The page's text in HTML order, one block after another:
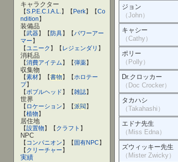
ジョン
（John）
キャシー
（Cathy）
ポリー
（Polly）
Dr.クロッカー
（Doc Crocker）
タカハシ
（Takahashi）
エドナ先生
（Miss Edna）
ズウィッキー先生
（Mister Zwicky）
キャラクター
【S.P.E.C.I.A.L.】【 Perk】【Co
ndition 】
装備品
【武器】【 防具】【パワーアー
マー 】
【ユニーク 】【 レジェンダリ 】
消耗品
【消費アイテム 】【弾薬】
収集物
【素材】【書物 】【ホロテー
プ】
【ボブルヘッド 】【雑誌】
世界
【 ロケーション 】【派閥 】
【植物 】
居住地
【設置物 】【 クラフト 】
NPC
【 コンパニオン 】【 固有NPC 】
【 クリーチャー 】
実績